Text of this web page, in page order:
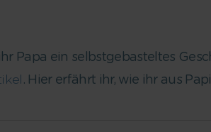
Papa ein selbstgebasteltes
. Hier erfährt ihr, wie ihr aus